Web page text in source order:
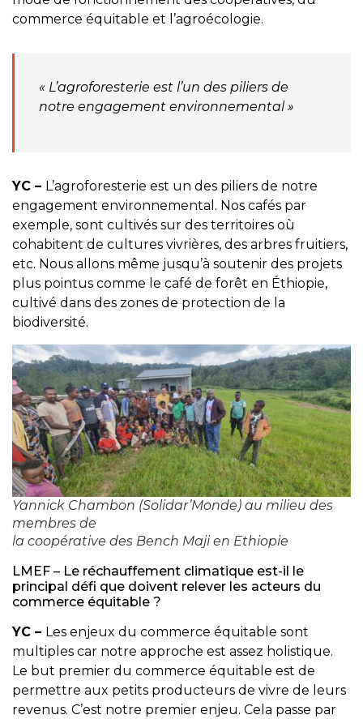
commerce équitable et l’agroécologie.
« L’agroforesterie est l’un des piliers de
notre engagement environnemental »
YC – L’agroforesterie est un des piliers de notre
engagement environnemental. Nos cafés par
exemple, sont cultivés sur des territoires où
cohabitent de cultures vivrières, des arbres fruitiers,
etc. Nous allons même jusqu’à soutenir des projets
plus pointus comme le café de forêt en Éthiopie,
cultivé dans des zones de protection de la
biodiversité.
Yannick Chambon (Solidar’Monde) au milieu des
membres de
la coopérative des Bench Maji en Ethiopie
LMEF – Le réchauffement climatique est-il le
principal défi que doivent relever les acteurs du
commerce équitable ?
YC – Les enjeux du commerce équitable sont
multiples car notre approche est assez holistique.
Le but premier du commerce équitable est de
permettre aux petits producteurs de vivre de leurs
revenus. C’est notre premier enjeu. Cela passe par